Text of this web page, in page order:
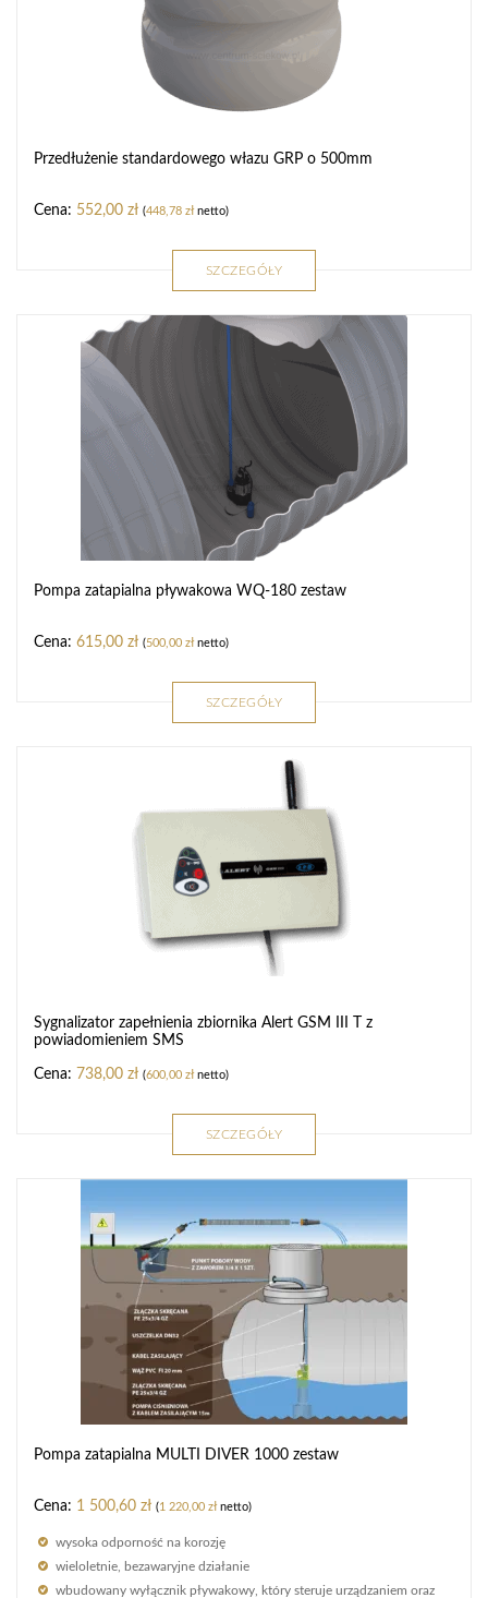
Przedłużenie standardowego włazu GRP o 500mm
552,00 zł (448,78 złnetto)
SZCZEGÓŁY
Pompa zatapialna pływakowa WQ-180 zestaw
615,00 zł (500,00 złnetto)
SZCZEGÓŁY
Sygnalizator zapełnienia zbiornika Alert GSM III T z
powiadomieniem SMS
738,00 zł (600,00 złnetto)
SZCZEGÓŁY
Pompa zatapialna MULTI DIVER 1000 zestaw
1 500,60 zł (1 220,00 złnetto)
wysoka odporność na korozję
wieloletnie, bezawaryjne działanie
wbudowany wyłącznik pływakowy, który steruje urządzaniem oraz